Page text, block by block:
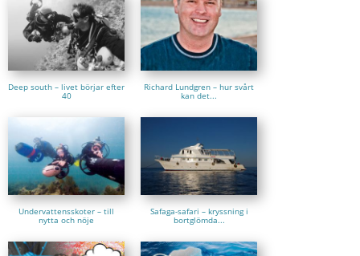
Deep south – livet börjar efter
40
Richard Lundgren – hur svårt
kan det...
Undervattensskoter – till
nytta och nöje
Safaga-safari – kryssning i
bortglömda...